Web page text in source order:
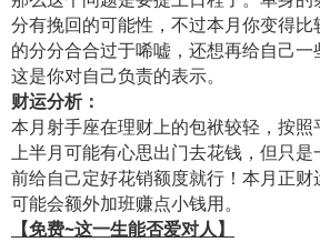
分有挽回的可能性，不过本月你变得
的分分合合过于唏嘘，还想再给自己
这是你对自己负责的表示。
财运分析：
本月射手座在理财上的包袱较轻，按
上半月可能有心思出门去花钱，但只是
前给自己定好花销额度就行！本月正财
可能会额外加班赚点小钱用。
【免费~这一生能否爱对人】